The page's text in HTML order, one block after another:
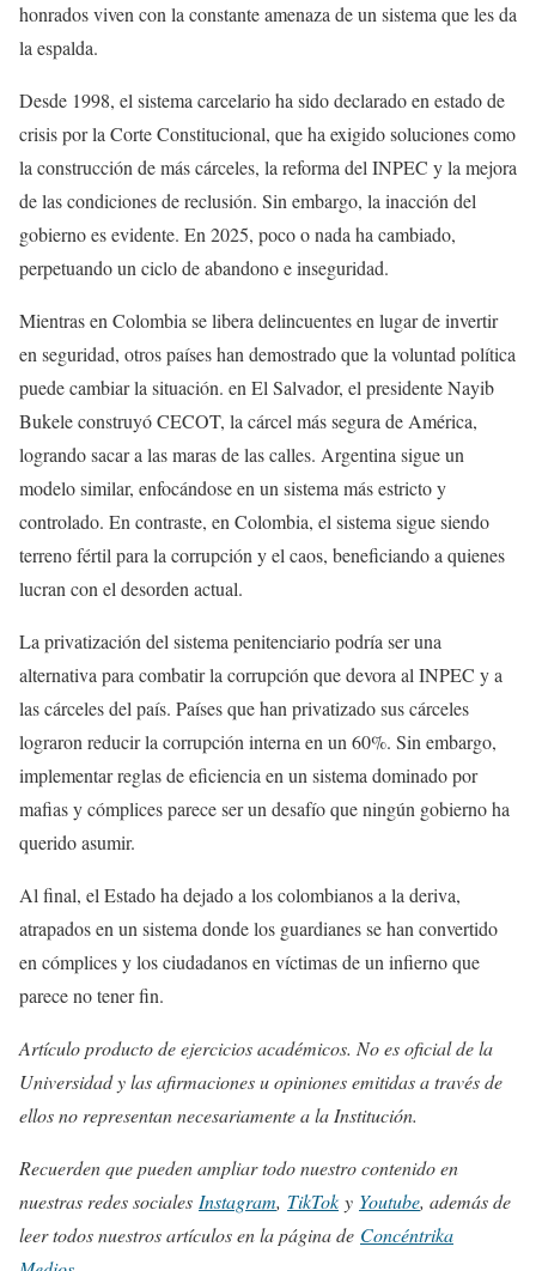
honrados viven con la constante amenaza de un sistema que les da
la espalda.
Desde 1998, el sistema carcelario ha sido declarado en estado de
crisis por la Corte Constitucional, que ha exigido soluciones como
la construcción de más cárceles, la reforma del INPEC y la mejora
de las condiciones de reclusión. Sin embargo, la inacción del
gobierno es evidente. En 2025, poco o nada ha cambiado,
perpetuando un ciclo de abandono e inseguridad.
Mientras en Colombia se libera delincuentes en lugar de invertir
en seguridad, otros países han demostrado que la voluntad política
puede cambiar la situación. en El Salvador, el presidente Nayib
Bukele construyó CECOT, la cárcel más segura de América,
logrando sacar a las maras de las calles. Argentina sigue un
modelo similar, enfocándose en un sistema más estricto y
controlado. En contraste, en Colombia, el sistema sigue siendo
terreno fértil para la corrupción y el caos, beneficiando a quienes
lucran con el desorden actual.
La privatización del sistema penitenciario podría ser una
alternativa para combatir la corrupción que devora al INPEC y a
las cárceles del país. Países que han privatizado sus cárceles
lograron reducir la corrupción interna en un 60%. Sin embargo,
implementar reglas de eficiencia en un sistema dominado por
mafias y cómplices parece ser un desafío que ningún gobierno ha
querido asumir.
Al final, el Estado ha dejado a los colombianos a la deriva,
atrapados en un sistema donde los guardianes se han convertido
en cómplices y los ciudadanos en víctimas de un infierno que
parece no tener fin.
Artículo producto de ejercicios académicos. No es oficial de la
Universidad y las afirmaciones u opiniones emitidas a través de
ellos no representan necesariamente a la Institución.
Recuerden que pueden ampliar todo nuestro contenido en
nuestras redes sociales Instagram, TikTok y Youtube, además de
leer todos nuestros artículos en la página de Concéntrika